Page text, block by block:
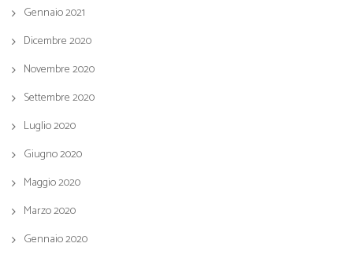
Gennaio 2021
Dicembre 2020
Novembre 2020
Settembre 2020
Luglio 2020
Giugno 2020
Maggio 2020
Marzo 2020
Gennaio 2020